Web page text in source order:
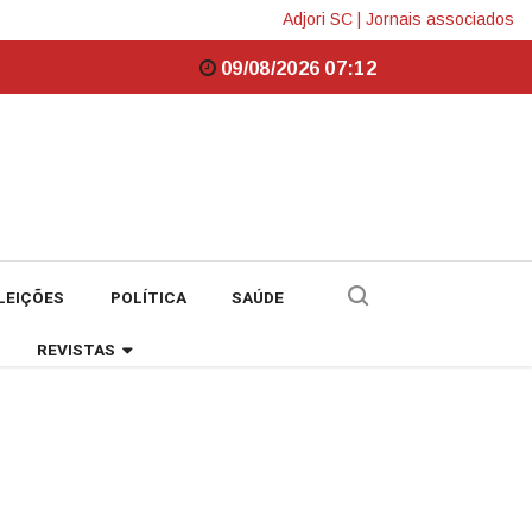
Adjori SC Jornais associados
09/08/2026 07:12
POLÍTICA SAÚDE
REVISTAS